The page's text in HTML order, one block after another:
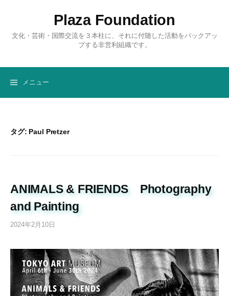
ッ
Plaza Foundation
文化・芸術・国際交流を３本柱に、それに付随した活動をバックアッ
プする非営利組織です。
メニュー
タグ: Paul Pretzer
ANIMALS & FRIENDS Photography
and Painting
2024年2月10日